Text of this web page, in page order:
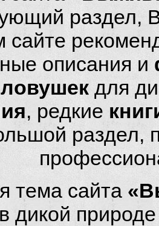
раздел,
описания и
для
, редкие
тема сайта
дикой